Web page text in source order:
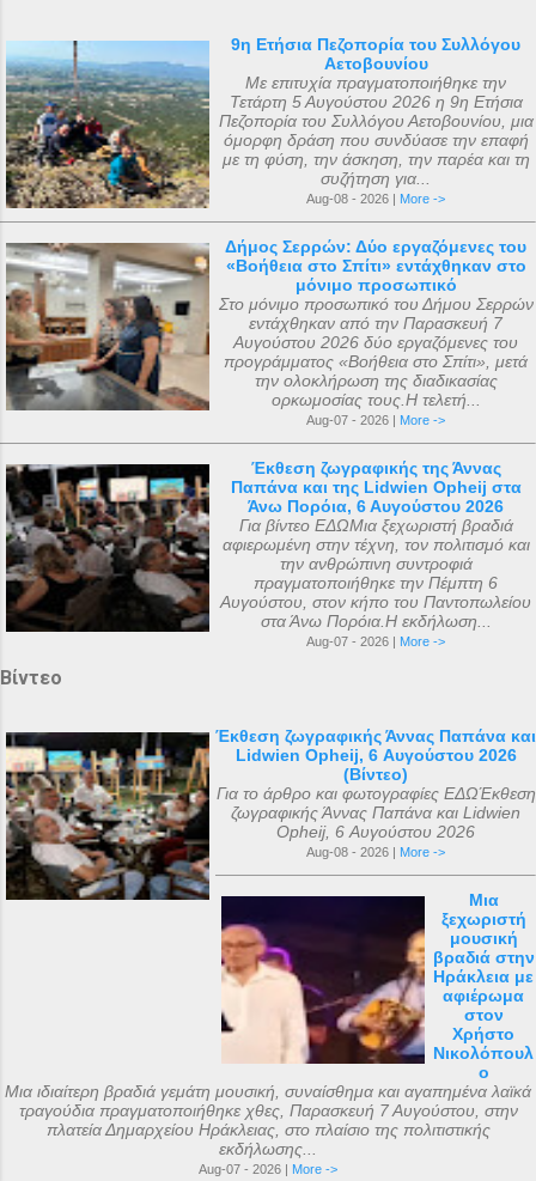
9η Ετήσια Πεζοπορία του Συλλόγου
Αετοβουνίου
Με επιτυχία πραγματοποιήθηκε την
Τετάρτη 5 Αυγούστου 2026 η 9η Ετήσια
Πεζοπορία του Συλλόγου Αετοβουνίου, μια
όμορφη δράση που συνδύασε την επαφή
με τη φύση, την άσκηση, την παρέα και τη
συζήτηση για...
Aug-08 - 2026 | More ->
Δήμος Σερρών: Δύο εργαζόμενες του
«Βοήθεια στο Σπίτι» εντάχθηκαν στο
μόνιμο προσωπικό
Στο μόνιμο προσωπικό του Δήμου Σερρών
εντάχθηκαν από την Παρασκευή 7
Αυγούστου 2026 δύο εργαζόμενες του
προγράμματος «Βοήθεια στο Σπίτι», μετά
την ολοκλήρωση της διαδικασίας
ορκωμοσίας τους.Η τελετή...
Aug-07 - 2026 | More ->
Έκθεση ζωγραφικής της Άννας
Παπάνα και της Lidwien Opheij στα
Άνω Πορόια, 6 Αυγούστου 2026
Για βίντεο ΕΔΩΜια ξεχωριστή βραδιά
αφιερωμένη στην τέχνη, τον πολιτισμό και
την ανθρώπινη συντροφιά
πραγματοποιήθηκε την Πέμπτη 6
Αυγούστου, στον κήπο του Παντοπωλείου
στα Άνω Πορόια.Η εκδήλωση...
Aug-07 - 2026 | More ->
Βίντεο
Έκθεση ζωγραφικής Άννας Παπάνα και
Lidwien Opheij, 6 Αυγούστου 2026
(Βίντεο)
Για το άρθρο και φωτογραφίες ΕΔΩΈκθεση
ζωγραφικής Άννας Παπάνα και Lidwien
Opheij, 6 Αυγούστου 2026
Aug-08 - 2026 | More ->
Μια
ξεχωριστή
μουσική
βραδιά στην
Ηράκλεια με
αφιέρωμα
στον
Χρήστο
Νικολόπουλ
ο
Μια ιδιαίτερη βραδιά γεμάτη μουσική, συναίσθημα και αγαπημένα λαϊκά
τραγούδια πραγματοποιήθηκε χθες, Παρασκευή 7 Αυγούστου, στην
πλατεία Δημαρχείου Ηράκλειας, στο πλαίσιο της πολιτιστικής
εκδήλωσης...
Aug-07 - 2026 | More ->